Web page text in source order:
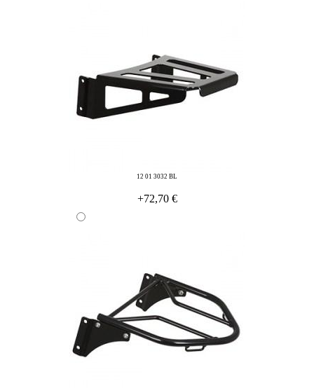
12 01 3032 BL
+72,70 €